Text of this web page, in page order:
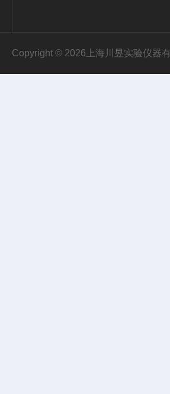
Copyright © 2026上海川昱实验仪器